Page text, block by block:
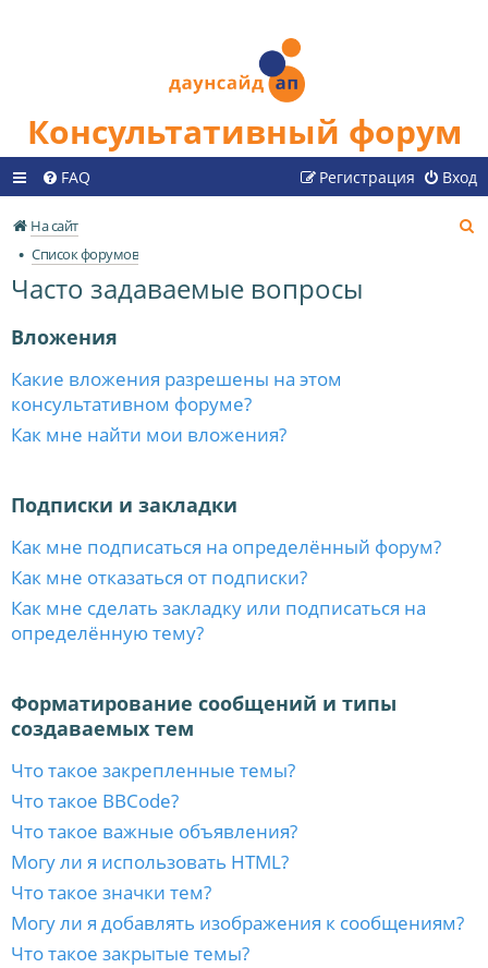
Консультативный форум
FAQ Вход
Регистрация
На сайт
Список форумов
Часто задаваемые вопросы
Вложения
Какие вложения разрешены на этом
консультативном форуме?
Как мне найти мои вложения?
Подписки и закладки
Как мне подписаться на определённый форум?
Как мне отказаться от подписки?
Как мне сделать закладку или подписаться на
определённую тему?
Форматирование сообщений и типы
создаваемых тем
Что такое закрепленные темы?
Что такое BBCode?
Что такое важные объявления?
Могу ли я использовать HTML?
Что такое значки тем?
Могу ли я добавлять изображения к сообщениям?
Что такое закрытые темы?